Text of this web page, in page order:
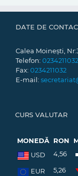
DATE DE
Calea Moinești,
Telefon: 0234211032
Fax: 0234211032
E-mail:
CURS VALUTAR
MONEDĂ RON
USD
4,56
EUR 5,26